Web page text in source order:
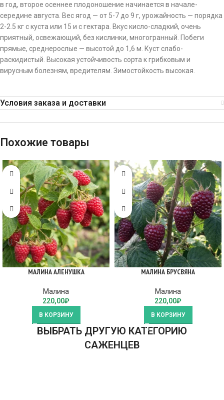
в год, второе осеннее плодоношение начинается в начале-
середине августа. Вес ягод — от 5-7 до 9 г, урожайность — порядка
2-2.5 кг с куста или 15 и с гектара. Вкус кисло-сладкий, очень
приятный, освежающий, без кислинки, многогранный. Побеги
прямые, среднерослые — высотой до 1,6 м. Куст слабо-
раскидистый. Высокая устойчивость сорта к грибковым и
вирусным болезням, вредителям. Зимостойкость высокая.
Условия заказа и доставки
Похожие товары
МАЛИНА АЛЕНУШКА
Малина
220,00₽
В КОРЗИНУ
МАЛИНА БРУСВЯНА
Малина
220,00₽
В КОРЗИНУ
ВЫБРАТЬ ДРУГУЮ КАТЕГОРИЮ
САЖЕНЦЕВ